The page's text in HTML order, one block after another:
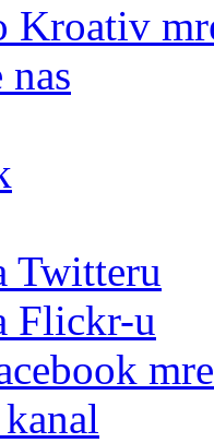
Kroativ
Twitteru
Flickr-u